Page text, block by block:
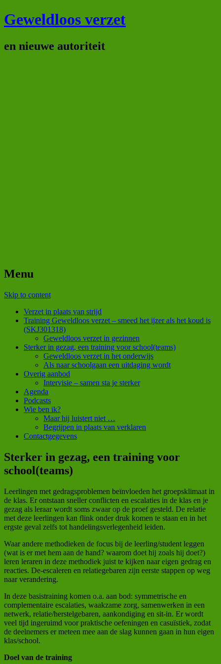
Geweldloos verzet
en nieuwe autoriteit
Menu
Skip to content
Verzet in plaats van strijd
Training Geweldloos verzet – smeed het ijzer als het koud is
(SKJ301318)
Geweldloos verzet in gezinnen
Sterker in gezag, een training voor school(teams)
Geweldloos verzet in het onderwijs
Als naar schoolgaan een uitdaging wordt
Overig aanbod
Intervisie – samen sta je sterker
Agenda
Podcasts
Wie ben ik?
Maar hij luistert niet …
Begrijpen in plaats van verklaren
Contactgegevens
Sterker in gezag, een training voor
school(teams)
Leerlingen met gedragsproblemen beïnvloeden het groepsklimaat in
de klas. Er ontstaan sneller conflicten en escalaties in de klas en je
gezag als leraar wordt soms zwaar op de proef gesteld. De relatie
met deze leerlingen kan flink onder druk komen te staan en in het
ergste geval zelfs tot handelingsverlegenheid leiden.
Waar andere methodieken de focus bij de leerling/student leggen
(wat is er met hem aan de hand? waarom doet hij zoals hij doet?)
leren leraren in deze methodiek juist te kijken naar eigen gedrag en
reacties. De-escaleren en relatiegebaren zijn eerste stappen op weg
naar verandering.
In deze basistraining komen o.a. aan bod: symmetrische en
complementaire escalaties, waakzame zorg, samenwerken in een
netwerk, relatie/herstelgebaren, aankondiging en sit-in. Er wordt
veel tijd ingeruimd voor praktische oefeningen en casuïstiek, zodat
de deelnemers er meteen mee aan de slag kunnen gaan in hun eigen
klas/school.
Doel van de training